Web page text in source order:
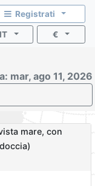
Registrati
IT €
mar, ago 11, 2026
mare, con